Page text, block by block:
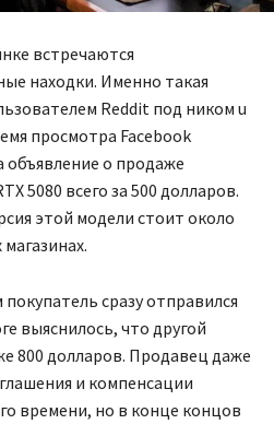
встречаются
находки. Именно такая
Reddit под ником u
просмотра Facebook
объявление о продаже
5080 всего за 500 долларов.
этой модели стоит около
сразу отправился
выяснилось, что другой
800 долларов. Продавец даже
и компенсации
времени, но в конце концов